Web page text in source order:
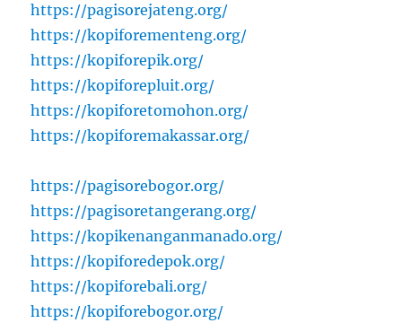
https://pagisorejateng.org/
https://kopiforementeng.org/
https://kopiforepik.org/
https://kopiforepluit.org/
https://kopiforetomohon.org/
https://kopiforemakassar.org/
https://pagisorebogor.org/
https://pagisoretangerang.org/
https://kopikenanganmanado.org/
https://kopiforedepok.org/
https://kopiforebali.org/
https://kopiforebogor.org/